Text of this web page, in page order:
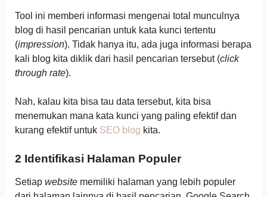
Tool ini memberi informasi mengenai total munculnya
blog di hasil pencarian untuk kata kunci tertentu
(impression). Tidak hanya itu, ada juga informasi berapa
kali blog kita diklik dari hasil pencarian tersebut (click
through rate).
Nah, kalau kita bisa tau data tersebut, kita bisa
menemukan mana kata kunci yang paling efektif dan
kurang efektif untuk SEO blog kita.
2 Identifikasi Halaman Populer
Setiap websitememiliki halaman yang lebih populer